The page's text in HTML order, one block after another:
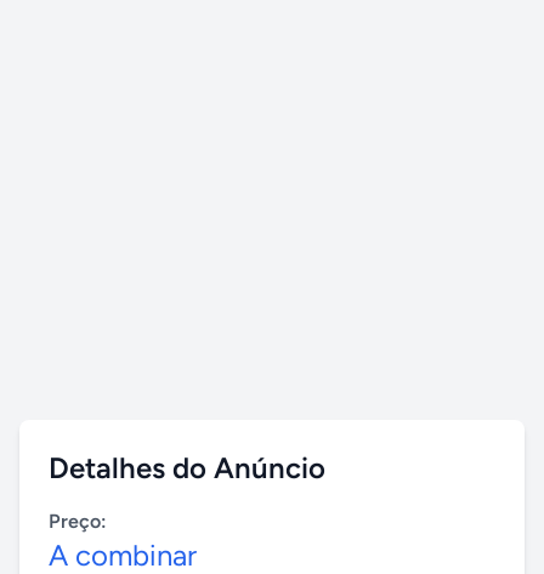
Detalhes do Anúncio
Preço:
A combinar